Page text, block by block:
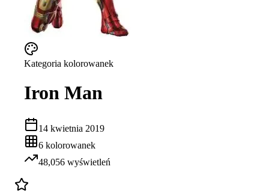
Kategoria kolorowanek
Iron Man
14 kwietnia 2019
6 kolorowanek
48,056 wyświetleń